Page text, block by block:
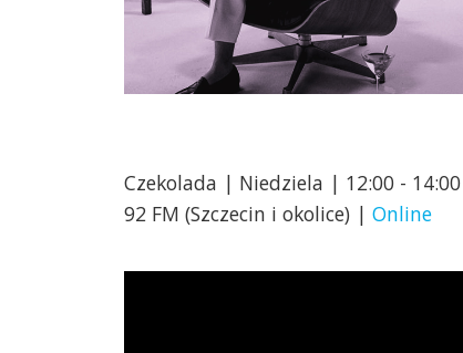
Czekolada | Niedziela | 12:00 - 14:00
92 FM (Szczecin i okolice) | Online